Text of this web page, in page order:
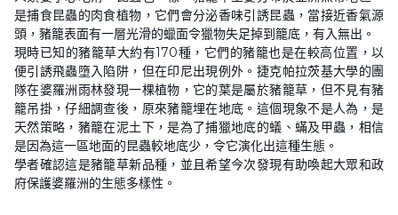
是捕食昆蟲的肉食植物，它們會分泌香味引誘昆蟲，當接近香氣源
頭，豬籠表面有一層光滑的蠟面令獵物失足掉到籠底，有入無出。
現時已知的豬籠草大約有170種，它們的豬籠也是在較高位置，以
便引誘飛蟲墮入陷阱，但在印尼出現例外。捷克帕拉茨基大學的團
隊在婆羅洲雨林發現一棵植物，它的葉是屬於豬籠草，但不見有豬
籠吊掛，仔細調查後，原來豬籠埋在地底。這個現象不是人為，是
天然策略，豬籠在泥土下，是為了捕獵地底的蟻、蟎及甲蟲，相信
是因為這一區地面的昆蟲較地底少，令它演化出這種生態。
學者確認這是豬籠草新品種，並且希望今次發現有助喚起大眾和政
府保護婆羅洲的生態多樣性。